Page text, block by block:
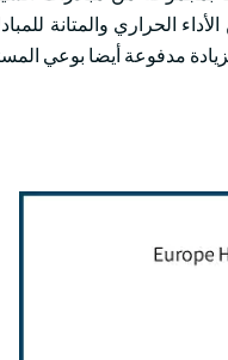
الحراري والمتانة
مدفوعة أيضا بوعي